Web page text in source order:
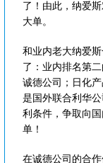
了！由此，纳爱
大单。
和业内老大纳爱
了：业内排名第
诚德公司；日化
是国外联合利华
利条件，争取向
单！
在诚德公司的合